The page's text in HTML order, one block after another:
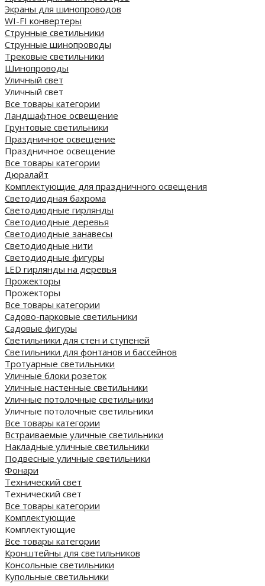
Экраны для шинопроводов
WI-FI конвертеры
Струнные светильники
Струнные шинопроводы
Трековые светильники
Шинопроводы
Уличный свет
Уличный свет
Все товары категории
Ландшафтное освещение
Грунтовые светильники
Праздничное освещение
Праздничное освещение
Все товары категории
Дюралайт
Комплектующие для праздничного освещения
Светодиодная бахрома
Светодиодные гирлянды
Светодиодные деревья
Светодиодные занавесы
Светодиодные нити
Светодиодные фигуры
LED гирлянды на деревья
Прожекторы
Прожекторы
Все товары категории
Садово-парковые светильники
Садовые фигуры
Светильники для стен и ступеней
Светильники для фонтанов и бассейнов
Тротуарные светильники
Уличные блоки розеток
Уличные настенные светильники
Уличные потолочные светильники
Уличные потолочные светильники
Все товары категории
Встраиваемые уличные светильники
Накладные уличные светильники
Подвесные уличные светильники
Фонари
Технический свет
Технический свет
Все товары категории
Комплектующие
Комплектующие
Все товары категории
Кронштейны для светильников
Консольные светильники
Купольные светильники